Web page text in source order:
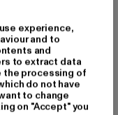
CLASSICS
experience,
and to
and
to extract data
the processing of
do not have
to change
on "Accept" you